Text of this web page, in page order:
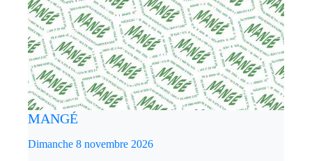
MANGÉ
Dimanche 8 novembre 2026